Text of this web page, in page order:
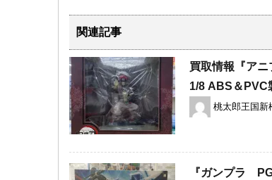
関連記事
買取情報『ア
1/8 ​ABS＆PVC
桃太郎王国新
『ガンプラ